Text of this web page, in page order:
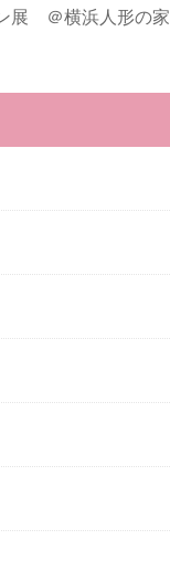
展 ＠横浜人形の家